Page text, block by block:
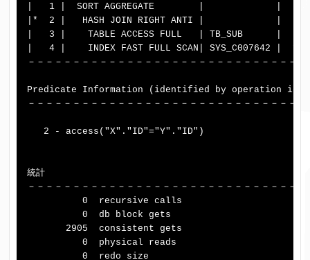
|   1 |  SORT AGGREGATE        |
|*  2 |   HASH JOIN RIGHT ANTI |             |
|   3 |    TABLE ACCESS FULL   | TB_SUB      |
|   4 |    INDEX FAST FULL SCAN|
－－－－－－－－－－－－－－－－－－－－－－－－－－－－－－
Predicate Information (identified by operation id):
－－－－－－－－－－－－－－－－－－－－－－－－－－－－－－
   2 - access("X"."ID"="Y"."ID")
統計
－－－－－－－－－－－－－－－－－－－－－－－－－－－－－－
          0  recursive calls
          0  db block gets
       2905  consistent gets
          0  physical reads
          0  redo size